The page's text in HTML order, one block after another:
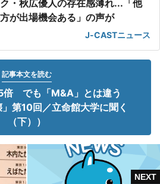
ク・秋広優人の存在感薄れ...「他
が出場機会ある」の声が
J-CASTニュース
記事本文を読む
倍 でも「M&A」とは違う
」第10回／立命館大学に聞く
（下））